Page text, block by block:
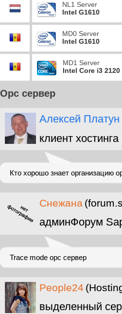
NL1 Server
Intel G1610
MD0 Server
Intel G1610
MD1 Server
Intel Core i3 2120
Opc сервер
Алексей Платун
клиент хостинга
Кто хорошо знает организацию
Снежана
админФорум
Trace mode opc сервер
People24
выделенный